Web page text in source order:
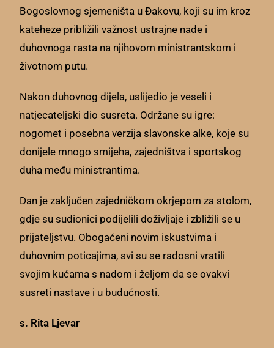
Bogoslovnog sjemeništa u Đakovu, koji su im kroz
kateheze približili važnost ustrajne nade i
duhovnoga rasta na njihovom ministrantskom i
životnom putu.
Nakon duhovnog dijela, uslijedio je veseli i
natjecateljski dio susreta. Održane su igre:
nogomet i posebna verzija slavonske alke, koje su
donijele mnogo smijeha, zajedništva i sportskog
duha među ministrantima.
Dan je zaključen zajedničkom okrjepom za stolom,
gdje su sudionici podijelili doživljaje i zbližili se u
prijateljstvu. Obogaćeni novim iskustvima i
duhovnim poticajima, svi su se radosni vratili
svojim kućama s nadom i željom da se ovakvi
susreti nastave i u budućnosti.
s. Rita Ljevar